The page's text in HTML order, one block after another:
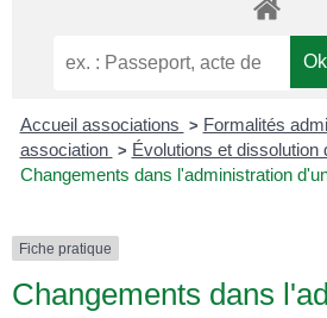
Accueil associations > Formalités
association > Évolutions et dissolution
Changements dans l'administration
Fiche pratique
Changements dans